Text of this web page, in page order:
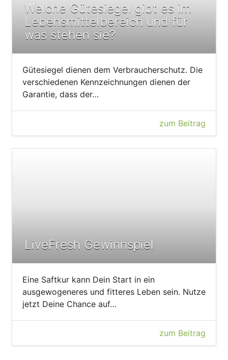
Welche Gütesiegel gibt es im
Lebensmittelbereich und für
was stehen sie?
Gütesiegel dienen dem Verbraucherschutz. Die
verschiedenen Kennzeichnungen dienen der
Garantie, dass der…
zum Beitrag
LiveFresh Gewinnspiel
Eine Saftkur kann Dein Start in ein
ausgewogeneres und fitteres Leben sein. Nutze
jetzt Deine Chance auf…
zum Beitrag